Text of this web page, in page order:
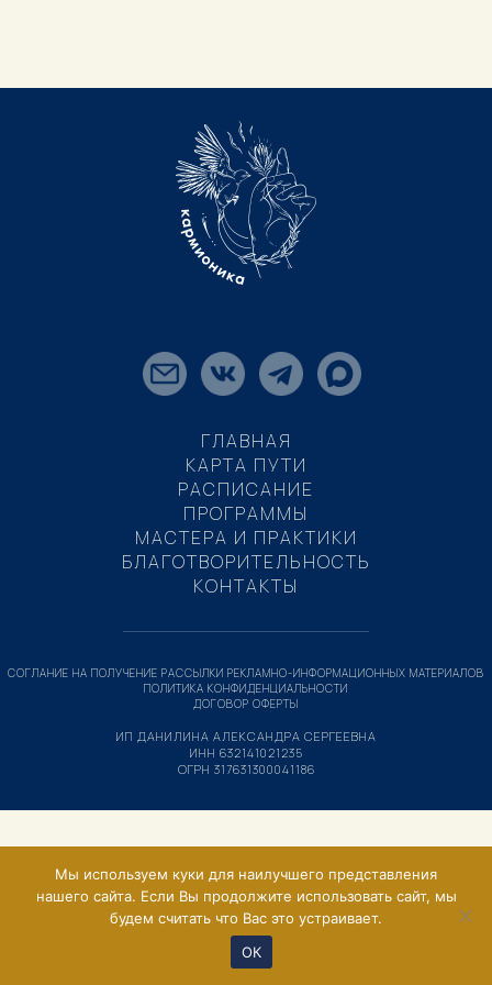
ГЛАВНАЯ
КАРТА ПУТИ
РАСПИСАНИЕ
ПРОГРАММЫ
МАСТЕРА И ПРАКТИКИ
БЛАГОТВОРИТЕЛЬНОСТЬ
КОНТАКТЫ
ИП ДАНИЛИНА АЛЕКСАНДРА СЕРГЕЕВНА
ИНН 632141021235
ОГРН 317631300041186
СОГЛАНИЕ НА ПОЛУЧЕНИЕ РАССЫЛКИ РЕКЛАМНО-ИНФОРМАЦИОННЫХ МАТЕРИАЛОВ
ПОЛИТИКА КОНФИДЕНЦИАЛЬНОСТИ
ДОГОВОР ОФЕРТЫ
Мы используем куки для наилучшего представления
нашего сайта. Если Вы продолжите использовать сайт, мы
будем считать что Вас это устраивает.
ОК